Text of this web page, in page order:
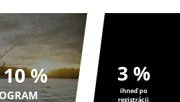
% 3 %
ihneď po
registrácii